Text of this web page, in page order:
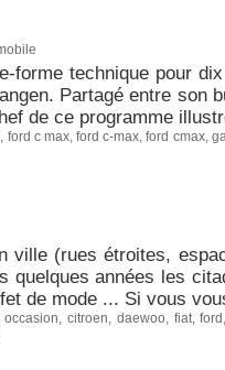
forme technique pour
Partagé entre son
de ce programme
, ford c max,ford c-max,ford cmax,
ville (rues étroites,
quelques années les
de mode ... Si vous
occasion,citroen, daewoo, fiat,ford ,